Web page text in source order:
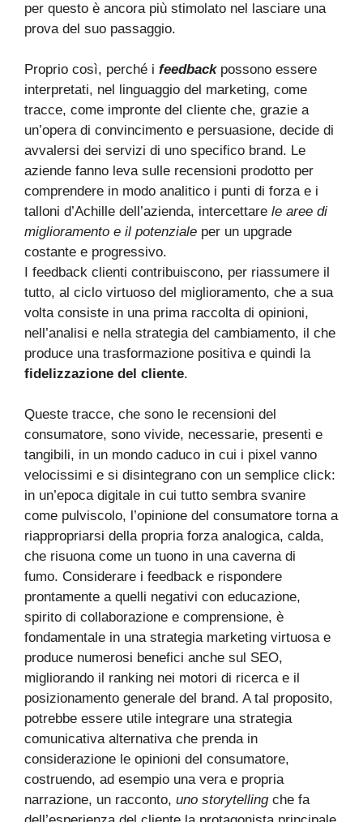
per questo è ancora più stimolato nel lasciare una
prova del suo passaggio.
Proprio così, perché i feedbackpossono essere
interpretati, nel linguaggio del marketing, come
tracce, come impronte del cliente che, grazie a
un’opera di convincimento e persuasione, decide di
avvalersi dei servizi di uno specifico brand. Le
aziende fanno leva sulle recensioni prodotto per
comprendere in modo analitico i punti di forza e i
talloni d’Achille dell’azienda, intercettare le aree di
miglioramento e il potenziale per un upgrade
costante e progressivo.
I feedback clienti contribuiscono, per riassumere il
tutto, al ciclo virtuoso del miglioramento, che a sua
volta consiste in una prima raccolta di opinioni,
nell’analisi e nella strategia del cambiamento, il che
produce una trasformazione positiva e quindi la
fidelizzazione del cliente.
Queste tracce, che sono le recensioni del
consumatore, sono vivide, necessarie, presenti e
tangibili, in un mondo caduco in cui i pixel vanno
velocissimi e si disintegrano con un semplice click:
in un’epoca digitale in cui tutto sembra svanire
come pulviscolo, l’opinione del consumatore torna a
riappropriarsi della propria forza analogica, calda,
che risuona come un tuono in una caverna di
fumo. Considerare i feedback e rispondere
prontamente a quelli negativi con educazione,
spirito di collaborazione e comprensione, è
fondamentale in una strategia marketing virtuosa e
produce numerosi benefici anche sul SEO,
migliorando il ranking nei motori di ricerca e il
posizionamento generale del brand. A tal proposito,
potrebbe essere utile integrare una strategia
comunicativa alternativa che prenda in
considerazione le opinioni del consumatore,
costruendo, ad esempio una vera e propria
narrazione, un racconto, uno storytellingche fa